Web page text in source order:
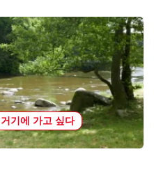
기에 가고 싶다